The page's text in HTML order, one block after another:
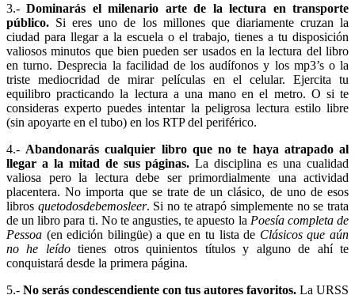
3.-Dominarás el milenario arte de la lectura en transporte
público. Si eres uno de los millones que diariamente cruzan la
ciudad para llegar a la escuela o el trabajo, tienes a tu disposición
valiosos minutos que bien pueden ser usados en la lectura del libro
en turno. Desprecia la facilidad de los audífonos y los mp3’s o la
triste mediocridad de mirar películas en el celular. Ejercita tu
equilibro practicando la lectura a una mano en el metro. O si te
consideras experto puedes intentar la peligrosa lectura estilo libre
(sin apoyarte en el tubo) en los RTP del periférico.
4.- Abandonarás cualquier libro que no te haya atrapado al
llegar a la mitad de sus páginas. La disciplina es una cualidad
valiosa pero la lectura debe ser primordialmente una actividad
placentera. No importa que se trate de un clásico, de uno de esos
libros quetodosdebemosleer. Si no te atrapó simplemente no se trata
de un libro para ti. No te angusties, te apuesto la Poesía completa de
Pessoa (en edición bilingüe) a que en tu lista de Clásicos que aún
no he leídotienes otros quinientos títulos y alguno de ahí te
conquistará desde la primera página.
5.- No serás condescendiente con tus autores favoritos. La URSS